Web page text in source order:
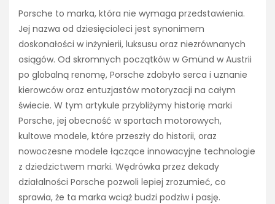
Porsche to marka, która nie wymaga przedstawienia.
Jej nazwa od dziesięcioleci jest synonimem
doskonałości w inżynierii, luksusu oraz niezrównanych
osiągów. Od skromnych początków w Gmünd w Austrii
po globalną renomę, Porsche zdobyło serca i uznanie
kierowców oraz entuzjastów motoryzacji na całym
świecie. W tym artykule przybliżymy historię marki
Porsche, jej obecność w sportach motorowych,
kultowe modele, które przeszły do historii, oraz
nowoczesne modele łączące innowacyjne technologie
z dziedzictwem marki. Wędrówka przez dekady
działalności Porsche pozwoli lepiej zrozumieć, co
sprawia, że ta marka wciąż budzi podziw i pasję.